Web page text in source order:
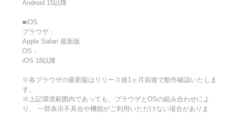
Android 15以降
■iOS
ブラウザ：
Apple Safari 最新版
OS：
iOS 18以降
※各ブラウザの最新版はリリース後1ヶ月前後で動作確認いたしま
す。
※上記環境範囲内であっても、ブラウザとOSの組み合わせによ
り、 一部表示不具合や機能がご利用いただけない場合がありま